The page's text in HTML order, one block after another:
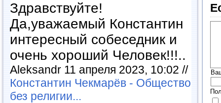
Здравствуйте!
Да,уважаемый Константин
интересный собеседник и
очень хороший Человек!!!..
Aleksandr 11 апреля 2023, 10:02 //
Константин Чекмарёв - Общество
без религии...